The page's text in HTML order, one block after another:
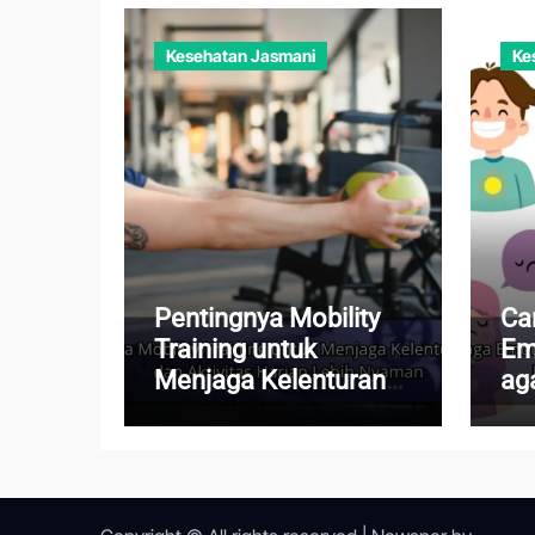
Kesehatan Jasmani
Pentingnya Mobility
Training untuk
Menjaga Kelenturan